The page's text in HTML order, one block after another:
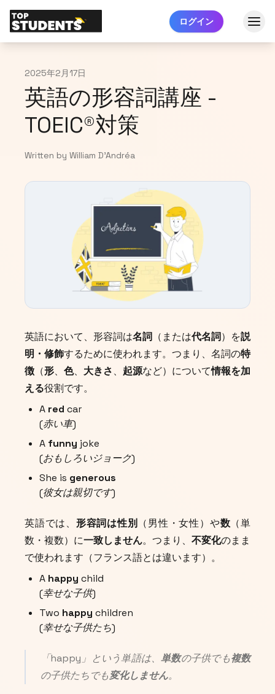
ログイン
2025年2月17日
英語の形容詞講座 -
TOEIC®対策
Written by William D'Andréa
英語において、形容詞は名詞 （または代名詞）を説
明・修飾するために使われます。つまり、名詞の特
徴 （形、 色、 大きさ、 起源など）について情報を加
える役割です。
A red car
(赤い車)
A funny joke
(おもしろいジョーク)
She is generous
(彼女は親切です)
英語では、 形容詞は性別 （男性・女性）や数（単
数・複数）に一致しません。つまり、 不変化のまま
で使われます（フランス語とは違います）。
A happy child
(幸せな子供)
Two happy children
(幸せな子供たち)
「happy」という単語は、単数の子供でも複数
の子供たちでも変化しません。